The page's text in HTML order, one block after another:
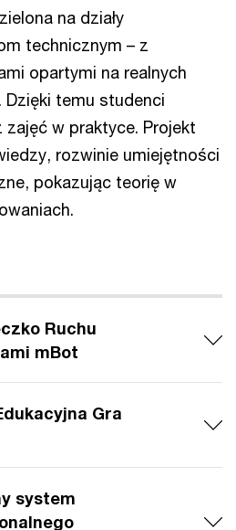
na działy
technicznym – z
opartymi na realnych
Dzięki temu studenci
w praktyce. Projekt
rozwinie umiejętności
pokazując teorię w
Ruchu
mBot
Gra
system